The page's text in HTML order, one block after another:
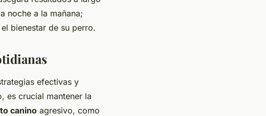
noche a la mañana;
bienestar de su perro.
efectivas y
es crucial mantener la
canino agresivo, como